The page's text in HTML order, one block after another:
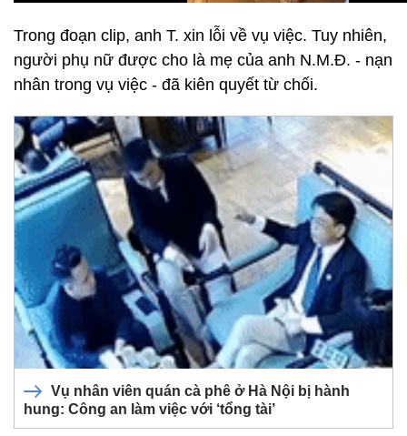
Trong đoạn clip, anh T. xin lỗi về vụ việc. Tuy nhiên,
người phụ nữ được cho là mẹ của anh N.M.Đ. - nạn
nhân trong vụ việc - đã kiên quyết từ chối.
Vụ nhân viên quán cà phê ở Hà Nội bị hành
hung: Công an làm việc với ‘tổng tài’